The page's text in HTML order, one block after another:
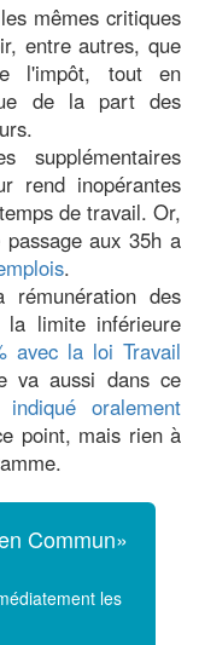
mêmes critiques
entre autres, que
l'impôt, tout en
de la part des
rend inopérantes
de travail. Or,
aux 35h a
.
des
la limite inférieure
avec la loi Travail
va aussi dans ce
oralement
point, mais rien à
Commun»
les